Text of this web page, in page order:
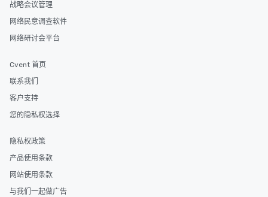
战略会议管理
网络民意调查软件
网络研讨会平台
Cvent 首页
联系我们
客户支持
您的隐私权选择
隐私权政策
产品使用条款
网站使用条款
与我们一起做广告